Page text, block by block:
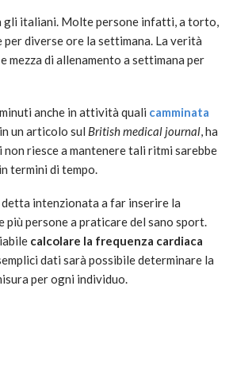
gli italiani. Molte persone infatti, a torto,
diverse ore la settimana. La verità
mezza di allenamento a settimana per
anche in attività quali camminata
un articolo sul British medical journal, ha
riesce a mantenere tali ritmi sarebbe
termini di tempo.
intenzionata a far inserire la
più persone a praticare del sano sport.
calcolare la frequenza cardiaca
dati sarà possibile determinare la
per ogni individuo.